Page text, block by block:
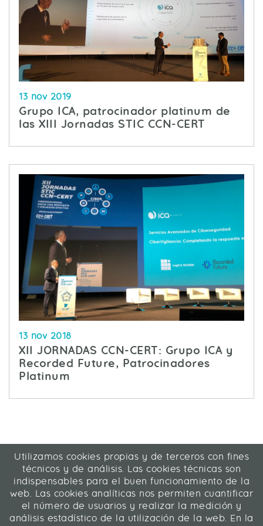
13 nov 2019
Grupo ICA, patrocinador platinum de
las XIII Jornadas STIC CCN-CERT
13 nov 2018
XII JORNADAS CCN-CERT: Grupo ICA y
Recorded Future, Patrocinadores
Platinum
ICA Informática y Comunicaciones Avanzadas SL
C/ La Rábida 27, 28039 Madrid
91 311 04 87
Utilizamos cookies propias y de terceros con fines
técnicos y de análisis. Las cookies técnicas son
indispensables para el buen funcionamiento de la
web. Las cookies analíticas nos permiten cuantificar
el número de usuarios y realizar la medición y
análisis estadístico de la utilización de la web. En la